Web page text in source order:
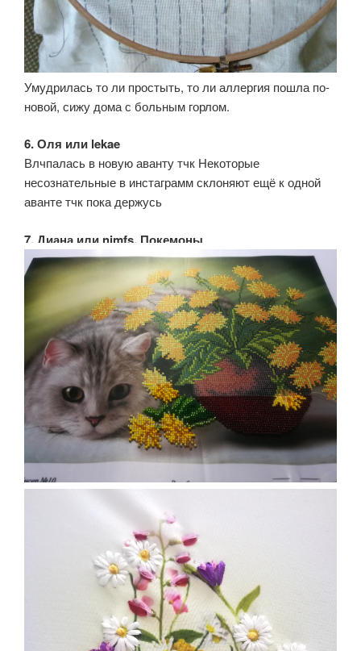
Умудрилась то ли простыть, то ли аллергия пошла по-
новой, сижу дома с больным горлом.
6. Оля или lekae
Влчпалась в новую аванту тчк Некоторые
несознательные в инстаграмм склоняют ещё к одной
аванте тчк пока держусь
7. Диана или nimfs, Покемоны